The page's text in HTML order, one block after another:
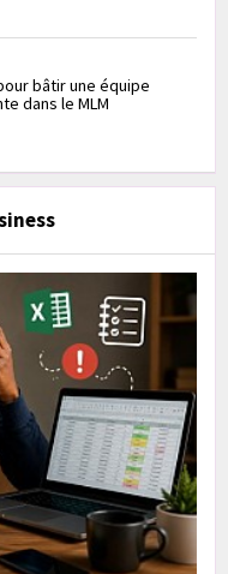
bâtir une équipe
dans le MLM